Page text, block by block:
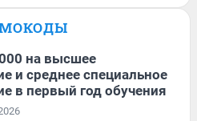
на высшее
и среднее специальное
в первый год обучения